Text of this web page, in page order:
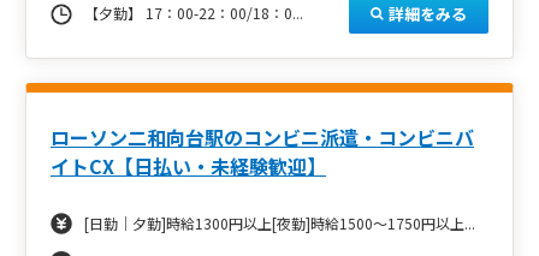
【夕勤】 17：00-22：00/18：0... 詳細をみる
ローソン二和向台駅のコンビニ派遣・コンビニバ
イトCX【日払い・未経験歓迎】
[日勤｜夕勤]時給1300円以上[夜勤]時給1500～1750円以上...